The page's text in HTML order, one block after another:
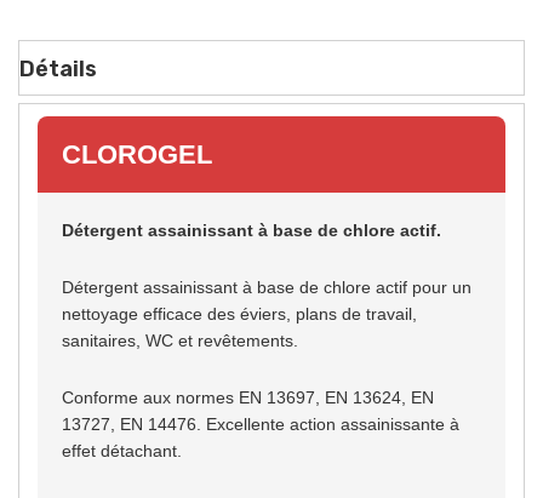
Détails
CLOROGEL
Détergent assainissant à base de chlore actif.
Détergent assainissant à base de chlore actif pour un
nettoyage efficace des éviers, plans de travail,
sanitaires, WC et revêtements.
Conforme aux normes EN 13697, EN 13624, EN
13727, EN 14476. Excellente action assainissante à
effet détachant.